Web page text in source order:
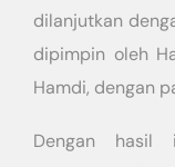
dilanjutkan
dipimpin oleh
Hamdi, dengan
Dengan hasil